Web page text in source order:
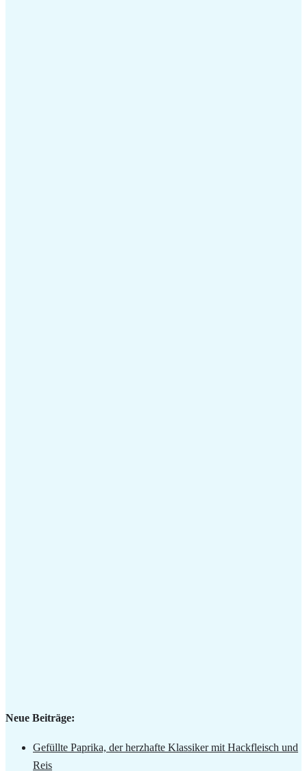
Neue Beiträge:
Gefüllte Paprika, der herzhafte Klassiker mit Hackfleisch und
Reis